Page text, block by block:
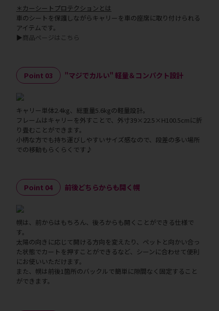
＊カーシートプロテクションとは
車のシートを保護しながらキャリーを車の座席に取り付けられる
アイテムです。
▶商品ページはこちら
Point 03 "マジでカルい" 軽量＆コンパクト設計
キャリー単体2.4kg、総重量5.6kgの軽量設計。
フレームはキャリーを外すことで、外寸39×22.5×H100.5cmに折
り畳むことができます。
小柄な方でも持ち運びしやすいサイズ感なので、段差の多い場所
での移動もらくらくです♪
Point 04 前後どちらからも開く幌
幌は、前からはもちろん、後ろからも開くことができる仕様で
す。
太陽の向きに応じて開ける方向を変えたり、ペットと向かい合っ
た状態でカートを押すことができるなど、シーンに合わせて便利
にお使いいただけます。
また、幌は前後1箇所のバックルで簡単に隙間なく固定すること
ができます。